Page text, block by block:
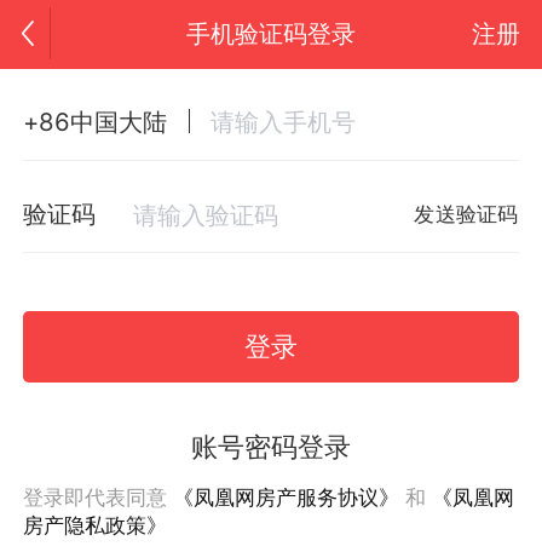
手机验证码登录 注册
+86中国大陆
验证码 发送验证码
登录
账号密码登录
登录即代表同意 《凤凰网房产服务协议》 和
《凤凰网
房产隐私政策》